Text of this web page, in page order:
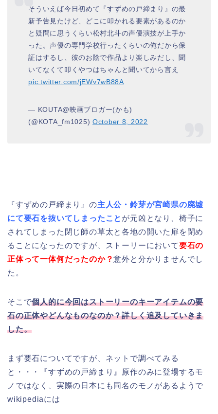
そういえば今日初めて『すずめの戸締まり』の最
新予告見たけど、どこに叩かれる要素があるのか
と疑問に思うくらい松村北斗の声優演技が上手か
った。声優の専門学校行ったくらいの俺だから保
証はするし、彼のお陰で作品より楽しみだし、聞
いてなくて叩くやつはちゃんと聞いてから言え
pic.twitter.com/jEWv7wB88A
— KOUTA@映画ブロガー(かも)
(@KOTA_fm1025) October 8, 2022
『すずめの戸締まり』の主人公・鈴芽が宮崎県の廃墟
にて要石を抜いてしまったこと が元凶となり、椅子に
されてしまった閉じ師の草太と各地の開いた扉を閉め
ることになったのですが、ストーリーにおいて要石の
正体って一体何だったのか？意外と分かりませんでし
た。
そこで個人的に今回はストーリーのキーアイテムの要
石の正体やどんなものなのか？詳しく追及していきま
した。
まず要石についてですが、ネットで調べてみる
と・・・『すずめの戸締まり』原作のみに登場するモ
ノではなく、実際の日本にも同名のモノがあるようで
wikipediaには